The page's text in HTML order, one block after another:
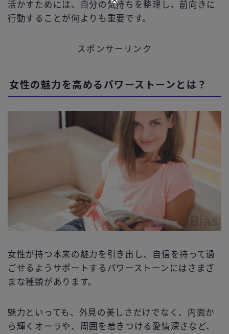
活かすためには、自分の気持ちを整理し、前向きに
行動することが何よりも重要です。
スポンサーリンク
女性の魅力を高めるパワーストーンとは？
女性が持つ本来の魅力を引き出し、自信を持って過
ごせるようサポートするパワーストーンにはさまざ
まな種類があります。
魅力といっても、外見の美しさだけでなく、内面か
ら輝くオーラや、周囲を惹きつける愛情深さなど、